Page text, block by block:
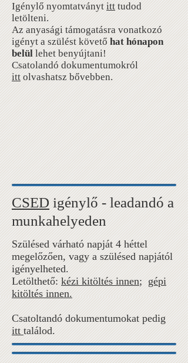
Igénylő nyomtatványtitt tudod
letölteni.
Az anyasági támogatásra vonatkozó
igényt a szülést követőhat hónapon
belül lehet benyújtani!
Csatolandó dokumentumokról
itt olvashatsz bővebben.
CSEDigénylő - leadandó a
munkahelyeden
Szülésed várható napját 4 héttel
megelőzően, vagy a szülésed napjától
igényelheted.
Letölthető:kézi kitöltés innen; gépi
kitöltés innen.
Csatoltandó dokumentumokat pedig
itttalálod.